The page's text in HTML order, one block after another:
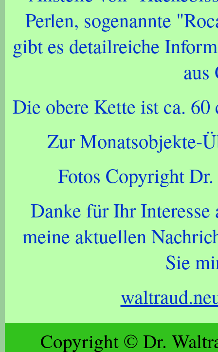
Perlen, sogenannte
gibt es detailreiche
aus
Die obere Kette ist ca.
Zur Monatsobjekte-
Fotos Copyright
Danke für Ihr
meine aktuellen
Sie
Copyright © Dr.